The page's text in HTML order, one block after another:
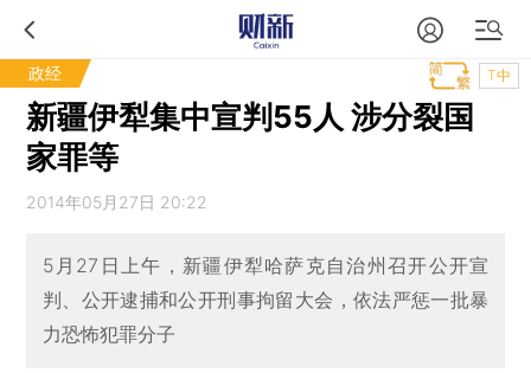
政经 T中
新疆伊犁集中宣判55人 涉分裂国
家罪等
2014年05月27日 20:22
5月27日上午，新疆伊犁哈萨克自治州召开公开宣
判、公开逮捕和公开刑事拘留大会，依法严惩一批暴
力恐怖犯罪分子